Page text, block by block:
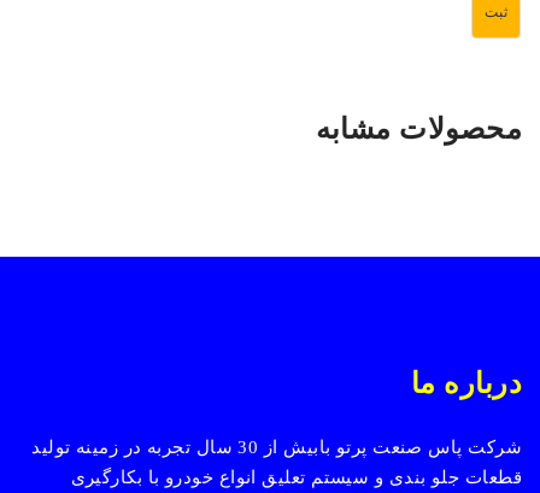
محصولات مشابه
درباره ما
شرکت پاس صنعت پرتو بابیش از 30 سال تجربه در زمینه تولید
قطعات جلو بندی و سیستم تعلیق انواع خودرو با بکارگیری